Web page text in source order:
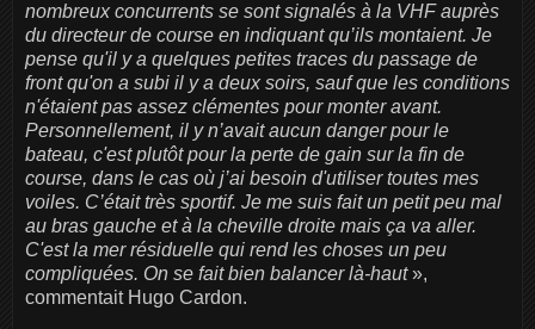
nombreux concurrents se sont signalés à la VHF auprès
du directeur de course en indiquant qu’ils montaient. Je
pense qu'il y a quelques petites traces du passage de
front qu'on a subi il y a deux soirs, sauf que les conditions
n'étaient pas assez clémentes pour monter avant.
Personnellement, il y n’avait aucun danger pour le
bateau, c'est plutôt pour la perte de gain sur la fin de
course, dans le cas où j’ai besoin d'utiliser toutes mes
voiles. C’était très sportif. Je me suis fait un petit peu mal
au bras gauche et à la cheville droite mais ça va aller.
C'est la mer résiduelle qui rend les choses un peu
compliquées. On se fait bien balancer là-haut»,
commentait Hugo Cardon.